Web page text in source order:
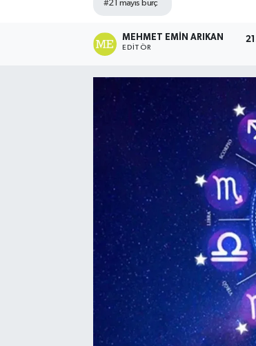
#21 mayıs burç
MEHMET EMIN ARIKAN
EDITÖR